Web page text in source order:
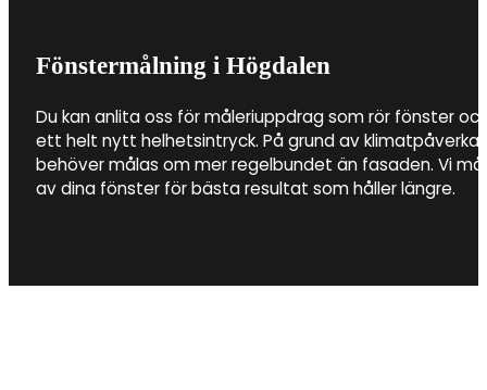
Fönstermålning i Högdalen
Du kan anlita oss för måleriuppdrag som rör fönster
ett helt nytt helhetsintryck. På grund av
behöver målas om mer regelbundet än fasaden. Vi
av dina fönster för bästa resultat som håller längre.